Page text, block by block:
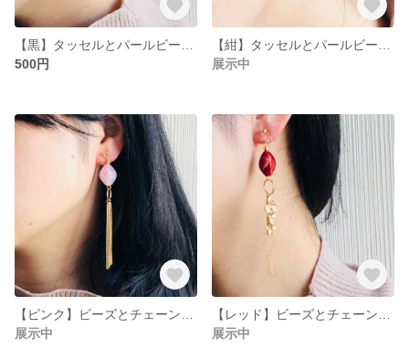
500円
展示中
展示中
展示中